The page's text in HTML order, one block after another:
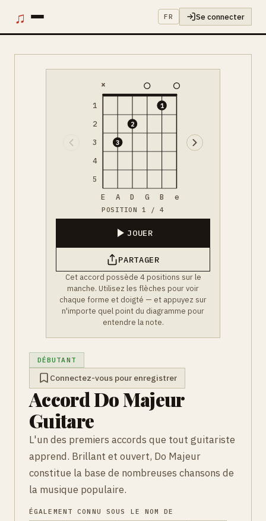
♫ FR Se connecter
1
2
3
4
5
×
3
2
1
E A D G B e
POSITION 1 / 4
JOUER
PARTAGER
Cet accord possède 4 positions sur le
manche. Utilisez les flèches pour voir
chaque forme et doigté — et appuyez sur
n'importe quel point du diagramme pour
entendre la note.
DÉBUTANT
Connectez-vous pour enregistrer
Accord Do Majeur
Guitare
L'un des premiers accords que tout guitariste
apprend. Brillant et ouvert, Do Majeur
constitue la base de nombreuses chansons de
la musique populaire.
ÉGALEMENT CONNU SOUS LE NOM DE